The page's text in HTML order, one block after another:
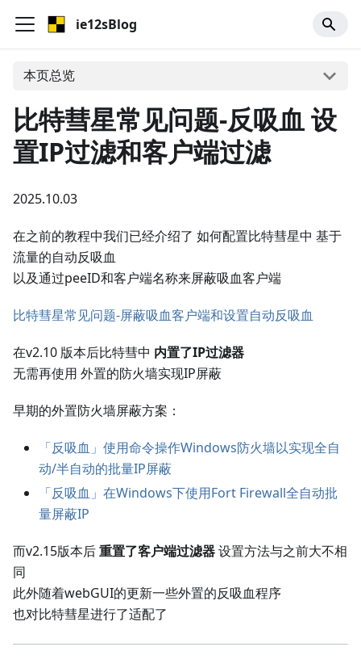
ie12sBlog
本页总览
比特彗星常见问题-反吸血 设
置IP过滤和客户端过滤
2025.10.03
在之前的教程中我们已经介绍了 如何配置比特彗星中 基于
流量的自动反吸血
以及通过peeID和客户端名称来屏蔽吸血客户端
比特彗星常见问题-屏蔽吸血客户端和设置自动反吸血
在v2.10 版本后比特彗中 内置了IP过滤器
无需再使用 外置的防火墙实现IP屏蔽
早期的外置防火墙屏蔽方案：
「反吸血」使用命令操作Windows防火墙以实现全自
动/半自动的批量IP屏蔽
「反吸血」在Windows下使用Fort Firewall全自动批
量屏蔽IP
而v2.15版本后重置了客户端过滤器设置方法与之前大不相
同
此外随着webGUI的更新一些外置的反吸血程序
也对比特彗星进行了适配了